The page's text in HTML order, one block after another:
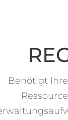
Benötigt